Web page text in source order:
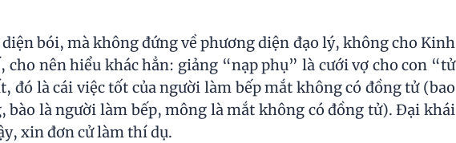
bói, mà không đứng về phương diện đạo lý, không cho Kinh
nên hiểu khác hẳn: giảng “nạp phụ” là cưới vợ cho con “tử
đó là cái việc tốt của người làm bếp mắt không có đồng tử (bao
bào là người làm bếp, mông là mắt không có đồng tử). Đại khái
xin đơn cử làm thí dụ.